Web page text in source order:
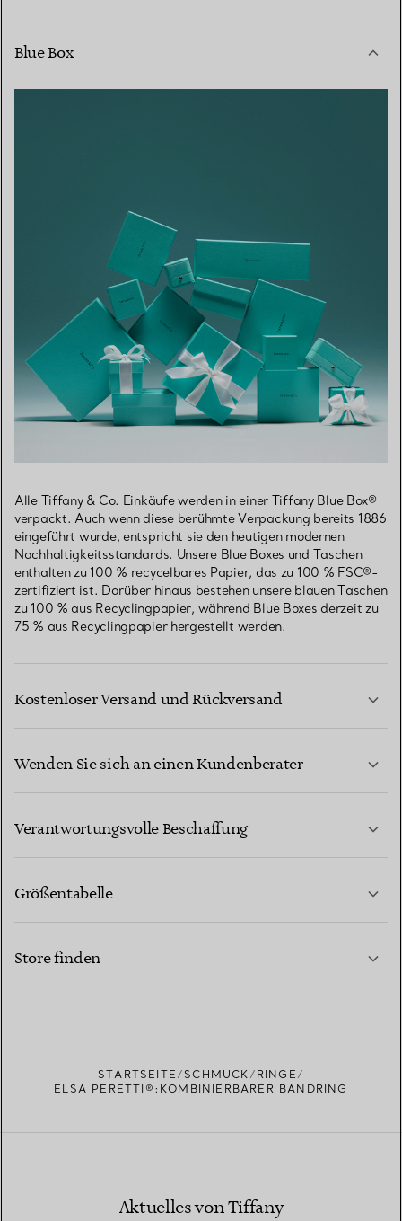
Blue Box
Alle Tiffany & Co. Einkäufe werden in einer Tiffany Blue Box®
verpackt. Auch wenn diese berühmte Verpackung bereits 1886
eingeführt wurde, entspricht sie den heutigen modernen
Nachhaltigkeitsstandards. Unsere Blue Boxes und Taschen
enthalten zu 100 % recycelbares Papier, das zu 100 % FSC®-
zertifiziert ist. Darüber hinaus bestehen unsere blauen Taschen
zu 100 % aus Recyclingpapier, während Blue Boxes derzeit zu
75 % aus Recyclingpapier hergestellt werden.
Kostenloser Versand und Rückversand
Wenden Sie sich an einen Kundenberater
Verantwortungsvolle Beschaffung
Größentabelle
Store finden
STARTSEITE SCHMUCK
RINGE
ELSA PERETTI®:KOMBINIERBARER BANDRING
Aktuelles von Tiffany